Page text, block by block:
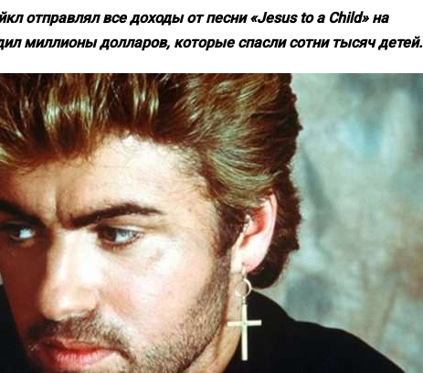
отправлял все доходы от песни «Jesus to a Child» на
миллионы долларов, которые спасли сотни тысяч детей.